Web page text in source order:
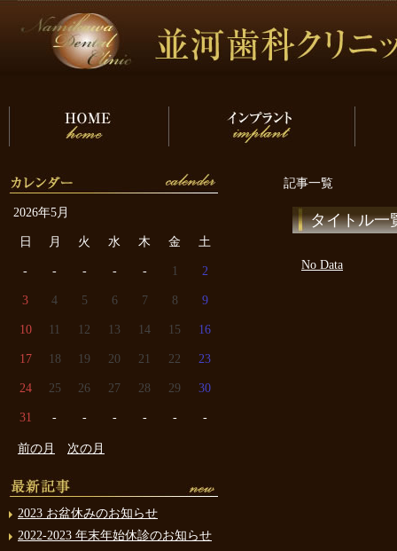
記事一覧
タイトル一
No Data
2026年5月
日 月 火 水 木 金 土
- - - - - 1 2
3 4 5 6 7 8 9
10 11 12 13 14 15 16
17 18 19 20 21 22 23
24 25 26 27 28 29 30
31 - - - - - -
前の月 次の月
2023 お盆休みのお知らせ
2022-2023 年末年始休診のお知らせ